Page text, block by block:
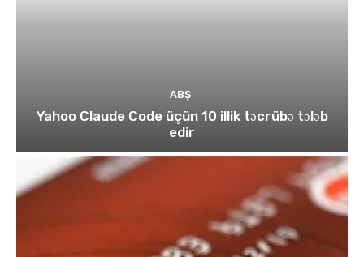
ABŞ
Yahoo Claude Code üçün 10 illik təcrübə tələb
edir